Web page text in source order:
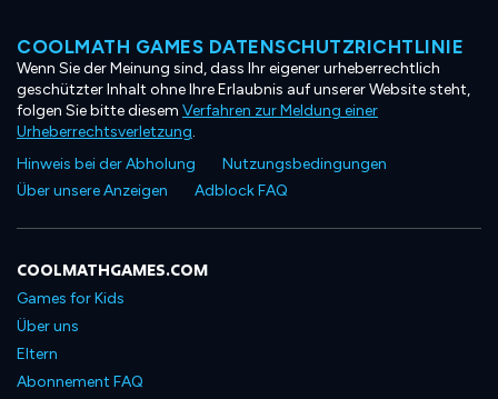
COOLMATH GAMES DATENSCHUTZRICHTLINIE
Wenn Sie der Meinung sind, dass Ihr eigener urheberrechtlich
geschützter Inhalt ohne Ihre Erlaubnis auf unserer Website steht,
folgen Sie bitte diesem Verfahren zur Meldung einer
Urheberrechtsverletzung.
Hinweis bei der Abholung
Nutzungsbedingungen
Über unsere Anzeigen
Adblock FAQ
COOLMATHGAMES.COM
Games for Kids
Über uns
Eltern
Abonnement FAQ